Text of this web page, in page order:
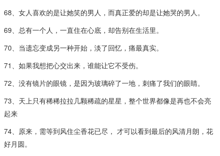
68、女人喜欢的是让她笑的男人，而真正爱的却是让她哭的男人。
69、总有一个人，一直住在心底，却告别在生活里。
70、当遗忘变成另一种开始，淡了回忆，痛最真实。
71、如果我想把心交出来，谁能让它不受伤。
72、没有镜片的眼镜，是因为玻璃碎了一地，刺痛了我们的眼睛。
73、天上只有稀稀拉拉几颗稀疏的星星，整个世界都像是再也不会亮
起来
74、原来，需等到风住尘香花已尽， 才可以看到最后的风清月朗，花
好月圆。